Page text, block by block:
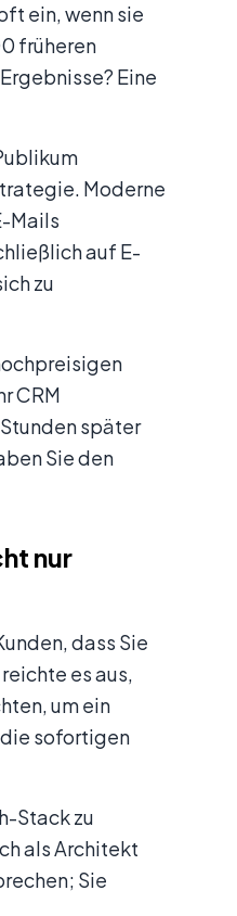
ein, wenn sie
früheren
Eine
Moderne
Mails
auf E-
zu
CRM
später
Sie den
nur
dass Sie
es aus,
um ein
sofortigen
Stack zu
als Architekt
Sie